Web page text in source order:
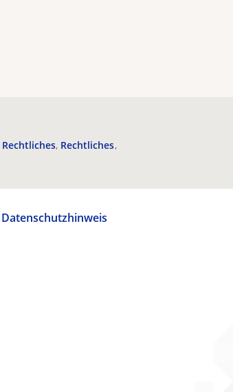
Rechtliches Rechtliches
Datenschutzhinweis